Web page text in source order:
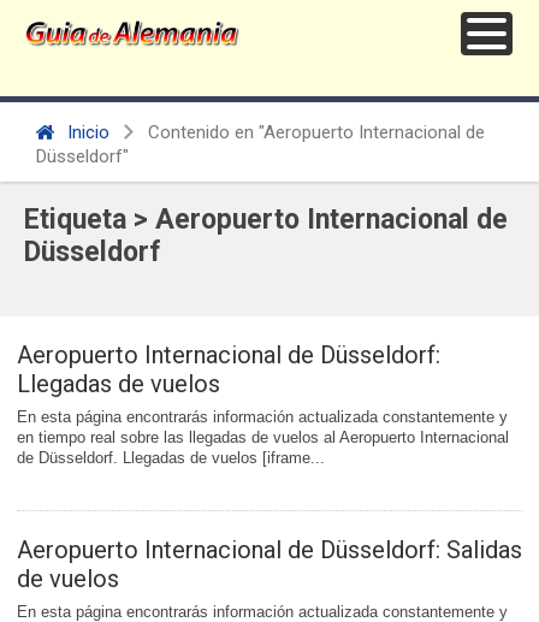
Inicio
Contenido en "Aeropuerto Internacional de
Düsseldorf"
Etiqueta > Aeropuerto Internacional de
Düsseldorf
Aeropuerto Internacional de Düsseldorf:
Llegadas de vuelos
En esta página encontrarás información actualizada constantemente y
en tiempo real sobre las llegadas de vuelos al Aeropuerto Internacional
de Düsseldorf. Llegadas de vuelos [iframe...
Aeropuerto Internacional de Düsseldorf: Salidas
de vuelos
En esta página encontrarás información actualizada constantemente y